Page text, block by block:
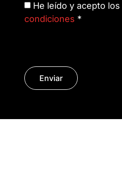
He leído y acepto los
condiciones *
Enviar